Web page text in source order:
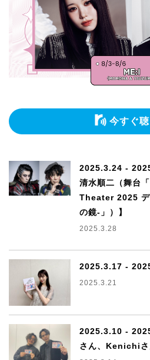
今すぐ聴
2025.3.24 -
清水順二（舞台
Theater 2025 デ
の鏡-」）】
2025.3.28
2025.3.17 -
2025.3.21
2025.3.10 -
さん、Kenichiさ